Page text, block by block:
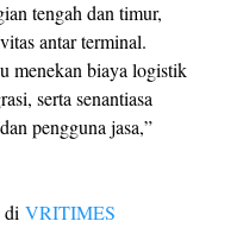
tengah dan timur,
antar terminal.
menekan biaya logistik
serta senantiasa
pengguna jasa,”
di VRITIMES